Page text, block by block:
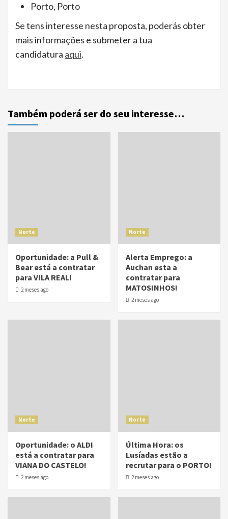
Porto, Porto
Se tens interesse nesta proposta, poderás obter
mais informações e submeter a tua
candidatura aqui.
Também poderá ser do seu interesse…
Norte
Oportunidade: a Pull &
Bear está a contratar
para VILA REAL!
2 meses ago
Norte
Alerta Emprego: a
Auchan esta a
contratar para
MATOSINHOS!
2 meses ago
Norte
Oportunidade: o ALDI
está a contratar para
VIANA DO CASTELO!
2 meses ago
Norte
Última Hora: os
Lusíadas estão a
recrutar para o PORTO!
2 meses ago